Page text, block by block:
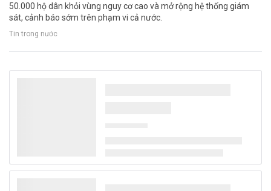
50.000 hộ dân khỏi vùng nguy cơ cao và mở rộng hệ thống giám
sát, cảnh báo sớm trên phạm vi cả nước.
Tin trong nước
Công nghệ mới tạo 500 lít nước mỗi ngày từ